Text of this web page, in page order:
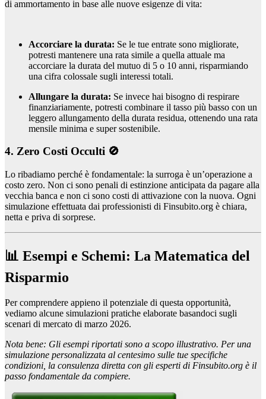
di ammortamento in base alle nuove esigenze di vita:
Accorciare la durata: Se le tue entrate sono migliorate,
potresti mantenere una rata simile a quella attuale ma
accorciare la durata del mutuo di 5 o 10 anni, risparmiando
una cifra colossale sugli interessi totali.
Allungare la durata: Se invece hai bisogno di respirare
finanziariamente, potresti combinare il tasso più basso con un
leggero allungamento della durata residua, ottenendo una rata
mensile minima e super sostenibile.
4. Zero Costi Occulti 🚫
Lo ribadiamo perché è fondamentale: la surroga è un’operazione a
costo zero. Non ci sono penali di estinzione anticipata da pagare alla
vecchia banca e non ci sono costi di attivazione con la nuova. Ogni
simulazione effettuata dai professionisti di Finsubito.org è chiara,
netta e priva di sorprese.
📊 Esempi e Schemi: La Matematica del
Risparmio
Per comprendere appieno il potenziale di questa opportunità,
vediamo alcune simulazioni pratiche elaborate basandoci sugli
scenari di mercato di marzo 2026.
Nota bene: Gli esempi riportati sono a scopo illustrativo. Per una
simulazione personalizzata al centesimo sulle tue specifiche
condizioni, la consulenza diretta con gli esperti di Finsubito.org è il
passo fondamentale da compiere.